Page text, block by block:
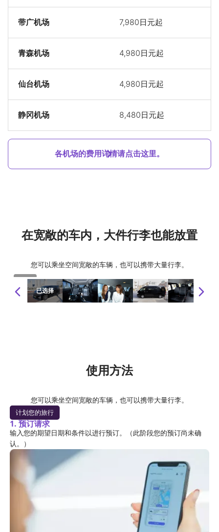
带广机场 7,980日元起
青森机场 4,980日元起
仙台机场 4,980日元起
静冈机场 8,480日元起
各机场的费用详情请点击这里。
在宽敞的车内，大件行李也能放置
您可以乘坐空间宽敞的车辆，也可以携带大量行李。
1 / 10
已选择
使用方法
您可以乘坐空间宽敞的车辆，也可以携带大量行李。
计划您的旅行
1. 预订请求
输入您的期望日期和条件以进行预订。（此阶段您的预订尚未确
认。）